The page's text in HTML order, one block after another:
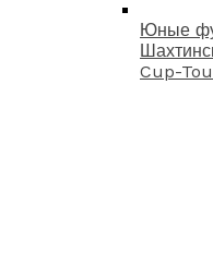
Юные
Cup-